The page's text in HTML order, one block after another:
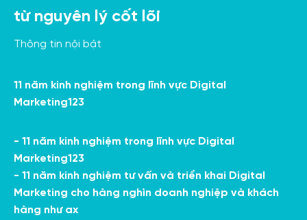
từ nguyên lý cốt lõi
Thông tin nội bật
11 năm kinh nghiệm trong lĩnh vực Digital
Marketing123
- 11 năm kinh nghiệm trong lĩnh vực Digital
Marketing123
- 11 năm kinh nghiệm tư vấn và triển khai Digital
Marketing cho hàng nghìn doanh nghiệp và khách
hàng như ax